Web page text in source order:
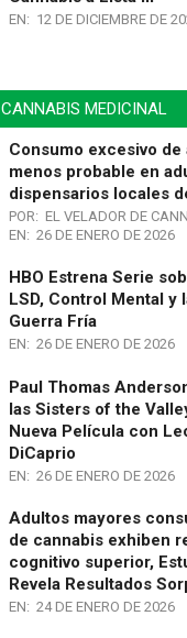
EN: 12 DE DICIEMBRE DE
CANNABIS MEDICINAL
Consumo excesivo de
menos probable en
dispensarios locales
POR: EL VELADOR DE
EN: 26 DE ENERO DE 2026
HBO Estrena Serie
LSD, Control Mental y
Guerra Fría
EN: 26 DE ENERO DE 2026
Paul Thomas
las Sisters of the
Nueva Película con
DiCaprio
EN: 26 DE ENERO DE 2026
Adultos mayores
de cannabis exhiben
cognitivo superior,
Revela Resultados
EN: 24 DE ENERO DE 2026